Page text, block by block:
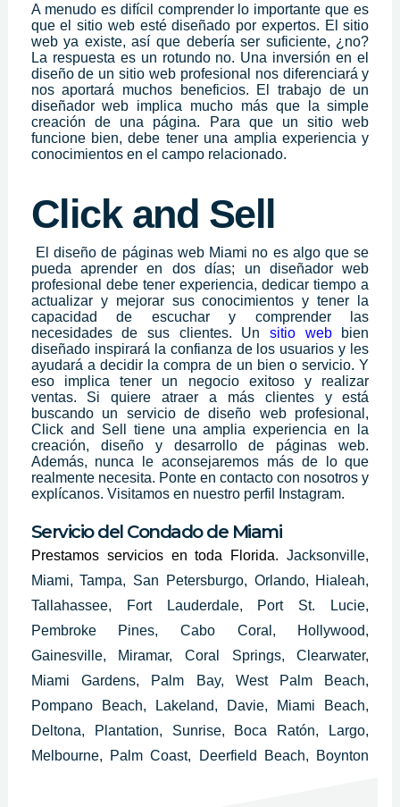
A menudo es difícil comprender lo importante que es
que el sitio web esté diseñado por expertos. El sitio
web ya existe, así que debería ser suficiente, ¿no?
La respuesta es un rotundo no. Una inversión en el
diseño de un sitio web profesional nos diferenciará y
nos aportará muchos beneficios. El trabajo de un
diseñador web implica mucho más que la simple
creación de una página. Para que un sitio web
funcione bien, debe tener una amplia experiencia y
conocimientos en el campo relacionado.
Click and Sell
El diseño de páginas web Miami no es algo que se
pueda aprender en dos días; un diseñador web
profesional debe tener experiencia, dedicar tiempo a
actualizar y mejorar sus conocimientos y tener la
capacidad de escuchar y comprender las
necesidades de sus clientes. Unsitio webbien
diseñado inspirará la confianza de los usuarios y les
ayudará a decidir la compra de un bien o servicio. Y
eso implica tener un negocio exitoso y realizar
ventas. Si quiere atraer a más clientes y está
buscando un servicio de diseño web profesional,
Click and Sell tiene una amplia experiencia en la
creación, diseño y desarrollo de páginas web.
Además, nunca le aconsejaremos más de lo que
realmente necesita. Ponte en contacto con nosotros y
explícanos. Visitamos en nuestro perfil Instagram.
Servicio del Condado de Miami
Prestamos servicios en toda Florida.Jacksonville,
Miami, Tampa, San Petersburgo, Orlando, Hialeah,
Tallahassee, Fort Lauderdale, Port St. Lucie,
Pembroke Pines, Cabo Coral, Hollywood,
Gainesville, Miramar, Coral Springs, Clearwater,
Miami Gardens, Palm Bay, West Palm Beach,
Pompano Beach, Lakeland, Davie, Miami Beach,
Deltona, Plantation, Sunrise, Boca Ratón, Largo,
Melbourne, Palm Coast, Deerfield Beach, Boynton